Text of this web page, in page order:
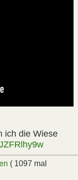
ich die Wiese
( 1097 mal